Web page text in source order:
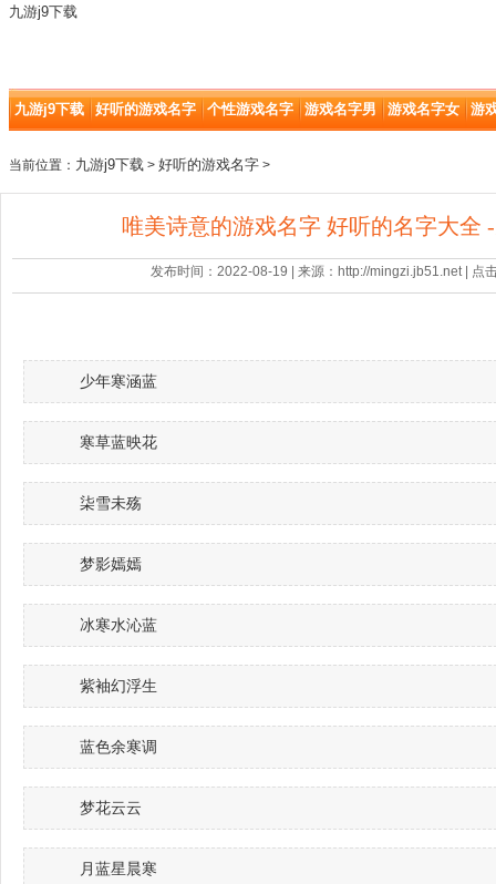
九游j9下载
九游j9下载 好听的游戏名字 个性游戏名字 游戏名字男 游戏名字女 游
当前位置： 九游j9下载 > 好听的游戏名字 >
唯美诗意的游戏名字 好听的名字大全
发布时间：2022-08-19 | 来源：http://mingzi.jb51.net | 点
少年寒涵蓝
寒草蓝映花
柒雪未殇
梦影嫣嫣
冰寒水沁蓝
紫袖幻浮生
蓝色余寒调
梦花云云
月蓝星晨寒